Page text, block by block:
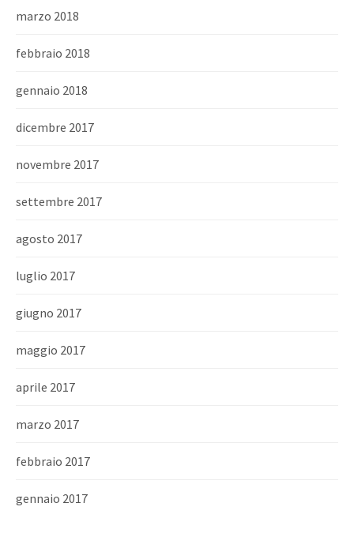
marzo 2018
febbraio 2018
gennaio 2018
dicembre 2017
novembre 2017
settembre 2017
agosto 2017
luglio 2017
giugno 2017
maggio 2017
aprile 2017
marzo 2017
febbraio 2017
gennaio 2017